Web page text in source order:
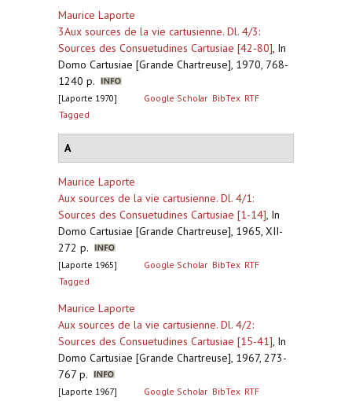
Maurice Laporte
3Aux sources de la vie cartusienne. Dl. 4/3:
Sources des Consuetudines Cartusiae [42-80], In
Domo Cartusiae [Grande Chartreuse], 1970, 768-
1240 p.
[Laporte 1970] Google Scholar BibTex RTF
Tagged
A
Maurice Laporte
Aux sources de la vie cartusienne. Dl. 4/1:
Sources des Consuetudines Cartusiae [1-14], In
Domo Cartusiae [Grande Chartreuse], 1965, XII-
272 p.
[Laporte 1965] Google Scholar BibTex RTF
Tagged
Maurice Laporte
Aux sources de la vie cartusienne. Dl. 4/2:
Sources des Consuetudines Cartusiae [15-41], In
Domo Cartusiae [Grande Chartreuse], 1967, 273-
767 p.
[Laporte 1967] Google Scholar BibTex RTF